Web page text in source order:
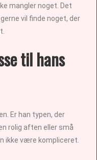
mangler noget. Det
vil finde noget, der
til hans
Er han typen, der
rolig aften eller små
ikke være kompliceret.